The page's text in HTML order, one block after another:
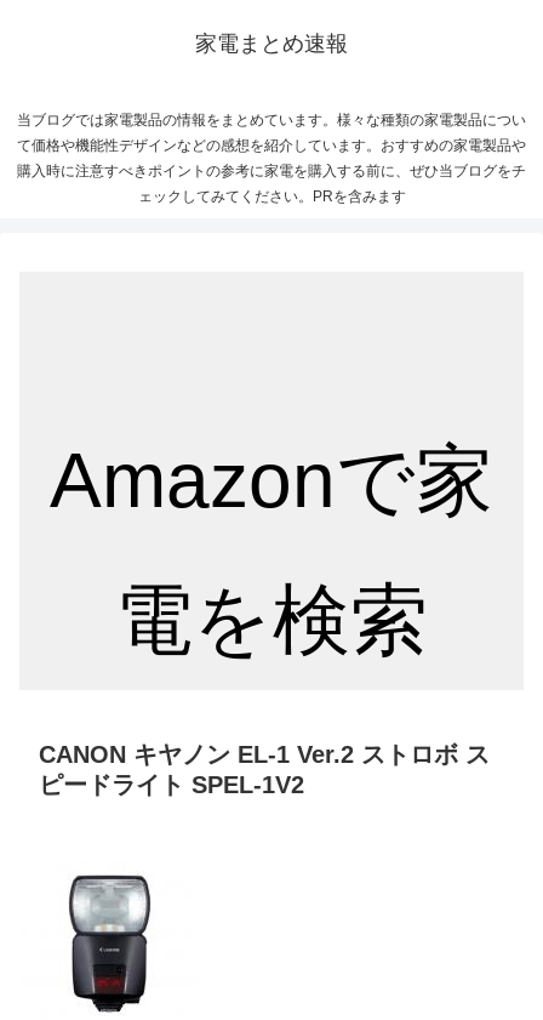
家電まとめ速報
当ブログでは家電製品の情報をまとめています。様々な種類の家電製品につい
て価格や機能性デザインなどの感想を紹介しています。おすすめの家電製品や
購入時に注意すべきポイントの参考に家電を購入する前に、ぜひ当ブログをチ
ェックしてみてください。PRを含みます
Amazonで家
電を検索
CANON キヤノン EL-1 Ver.2 ストロボ ス
ピードライト SPEL-1V2